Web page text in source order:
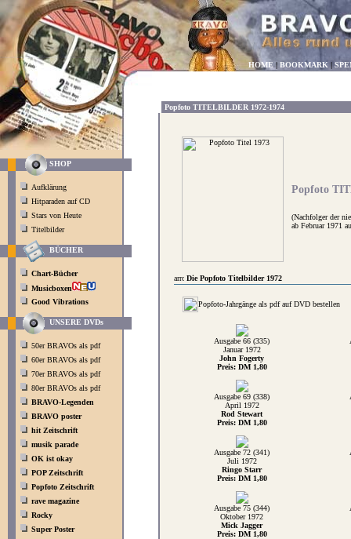
HOME | BOOKMARK |
SHOP
Aufklärung
Hitparaden auf CD
Stars von Heute
Titelbilder
BÜCHER
Chart-Bücher
Musicboxen
Good Vibrations
UNSERE DVDs
50er BRAVOs als pdf
60er BRAVOs als pdf
70er BRAVOs als pdf
80er BRAVOs als pdf
BRAVO-Legenden
BRAVO poster
hit Zeitschrift
musik parade
OK ist okay
POP Zeitschrift
Popfoto Zeitschrift
rave magazine
Rocky
Super Poster
Popfoto TITELBILDER 1972-1974
Popfoto
(Nachfolger der
ab Februar 1971
Die Popfoto Titelbilder 1972
Popfoto-Jahrgänge als pdf auf DVD bestellen
Ausgabe 66 (335)
Januar 1972
John Fogerty
Preis: DM 1,80
Ausgabe 69 (338)
April 1972
Rod Stewart
Preis: DM 1,80
Ausgabe 72 (341)
Juli 1972
Ringo Starr
Preis: DM 1,80
Ausgabe 75 (344)
Oktober 1972
Mick Jagger
Preis: DM 1,80